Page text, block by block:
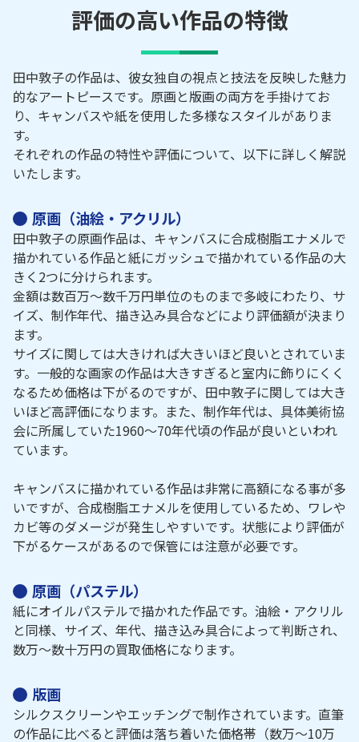
評価の高い作品の特徴
田中敦子の作品は、彼女独自の視点と技法を反映した魅力
的なアートピースです。原画と版画の両方を手掛けてお
り、キャンバスや紙を使用した多様なスタイルがありま
す。
それぞれの作品の特性や評価について、以下に詳しく解説
いたします。
原画（油絵・アクリル）
田中敦子の原画作品は、キャンバスに合成樹脂エナメルで
描かれている作品と紙にガッシュで描かれている作品の大
きく2つに分けられます。
金額は数百万～数千万円単位のものまで多岐にわたり、サ
イズ、制作年代、描き込み具合などにより評価額が決まり
ます。
サイズに関しては大きければ大きいほど良いとされていま
す。一般的な画家の作品は大きすぎると室内に飾りにくく
なるため価格は下がるのですが、田中敦子に関しては大き
いほど高評価になります。また、制作年代は、具体美術協
会に所属していた1960～70年代頃の作品が良いといわれ
ています。
キャンバスに描かれている作品は非常に高額になる事が多
いですが、合成樹脂エナメルを使用しているため、ワレや
カビ等のダメージが発生しやすいです。状態により評価が
下がるケースがあるので保管には注意が必要です。
原画（パステル）
紙にオイルパステルで描かれた作品です。油絵・アクリル
と同様、サイズ、年代、描き込み具合によって判断され、
数万～数十万円の買取価格になります。
版画
シルクスクリーンやエッチングで制作されています。直筆
の作品に比べると評価は落ち着いた価格帯（数万～10万